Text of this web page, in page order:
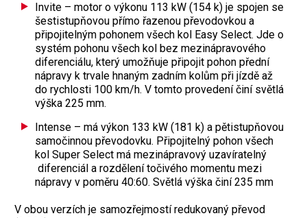
Invite – motor o výkonu 113 kW (154 k) je spojen se
šestistupňovou přímo řazenou převodovkou a
připojitelným pohonem všech kol Easy Select. Jde o
systém pohonu všech kol bez mezinápravového
diferenciálu, který umožňuje připojit pohon přední
nápravy k trvale hnaným zadním kolům při jízdě až
do rychlosti 100 km/h. V tomto provedení činí světlá
výška 225 mm.
Intense – má výkon 133 kW (181 k) a pětistupňovou
samočinnou převodovku. Připojitelný pohon všech
kol Super Select má mezinápravový uzavíratelný
diferenciál a rozdělení točivého momentu mezi
nápravy v poměru 40:60. Světlá výška činí 235 mm
V obou verzích je samozřejmostí redukovaný převod